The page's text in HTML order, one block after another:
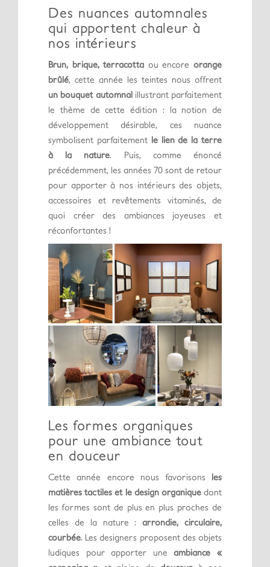
Des nuances automnales
qui apportent chaleur à
nos intérieurs
Brun, brique, terracotta ou encore orange
brûlé, cette année les teintes nous offrent
un bouquet automnalillustrant parfaitement
le thème de cette édition : la notion de
développement désirable, ces nuance
symbolisent parfaitementle lien de la terre
à la nature. Puis, comme énoncé
précédemment, les années 70 sont de retour
pour apporter à nos intérieurs des objets,
accessoires et revêtements vitaminés, de
quoi créer des ambiances joyeuses et
réconfortantes !
Les formes organiques
pour une ambiance tout
en douceur
Cette année encore nous favorisons les
matières tactiles et le design organiquedont
les formes sont de plus en plus proches de
celles de la nature : arrondie, circulaire,
courbée. Les designers proposent des objets
ludiques pour apporter uneambiance «